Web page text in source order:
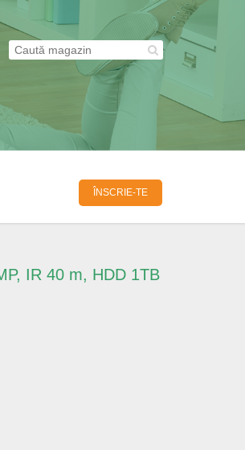
ÎNSCRIE-TE
IR 40 m, HDD 1TB